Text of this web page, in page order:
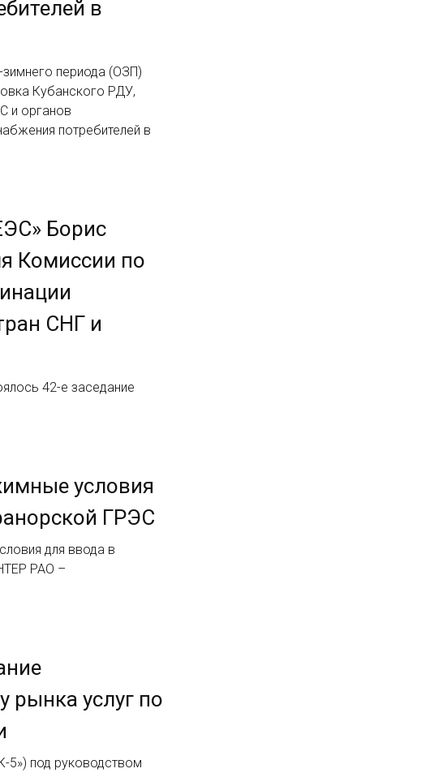
в
периода (ОЗП)
Кубанского РДУ,
и органов
потребителей в
Борис
Комиссии по
СНГ и
42-е заседание
условия
ГРЭС
для ввода в
РАО –
рынка услуг по
5») под руководством